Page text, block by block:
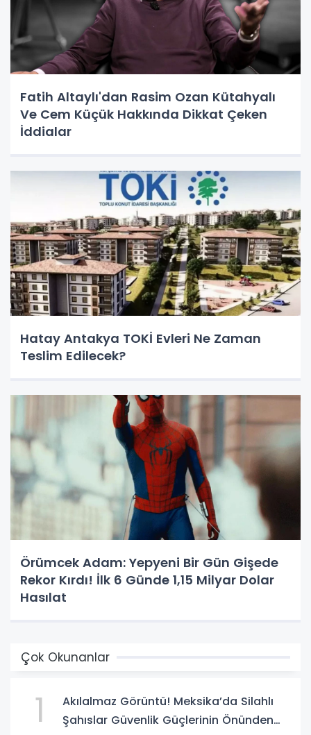
Fatih Altaylı'dan Rasim Ozan Kütahyalı
Ve Cem Küçük Hakkında Dikkat Çeken
İddialar
Hatay Antakya TOKİ Evleri Ne Zaman
Teslim Edilecek?
Örümcek Adam: Yepyeni Bir Gün Gişede
Rekor Kırdı! İlk 6 Günde 1,15 Milyar Dolar
Hasılat
Çok Okunanlar
1
Akılalmaz Görüntü! Meksika’da Silahlı
Şahıslar Güvenlik Güçlerinin Önünden